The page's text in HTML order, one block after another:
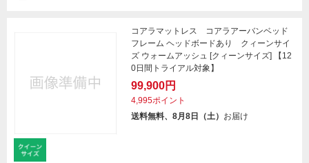
コアラマットレス コアラアーバンベッド
フレーム ヘッドボードあり クィーンサイ
ズ ウォームアッシュ [クィーンサイズ] 【12
0日間トライアル対象】
99,900円
4,995ポイント
送料無料、8月8日（土） お届け